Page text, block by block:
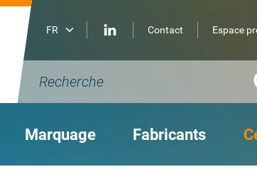
Contact Espace
Marquage Fabricants